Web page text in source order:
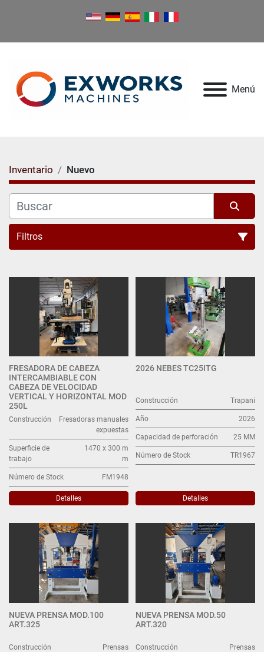
Menú
Inventario Nuevo
Filtros
Ordenar por
FRESADORA DE CABEZA
INTERCAMBIABLE CON
CABEZA DE VELOCIDAD
VERTICAL Y HORIZONTAL MOD
250L
Construcción
Fresadoras manuales
expuestas
Superficie de
trabajo
1470 x 300 m
m
Número de Stock FM1948
Detalles
2026 NEBES TC25ITG
Construcción Trapani
Año 2026
Capacidad de perforación 25 MM
Número de Stock TR1967
Detalles
NUEVA PRENSA MOD.100
ART.325
Construcción Prensas
NUEVA PRENSA MOD.50
ART.320
Construcción Prensas